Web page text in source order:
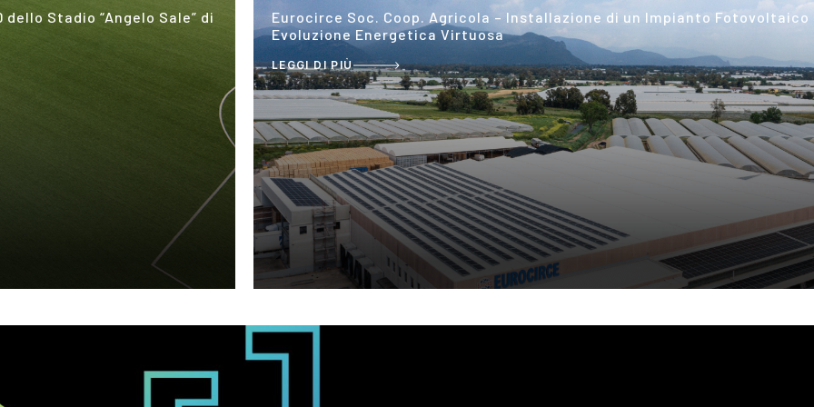
per Un Percorso di Progettazione e Realizzazione di un Impianto fotovoltaico per Fresia
LEGGI DI PIÙ